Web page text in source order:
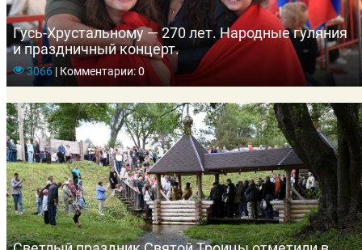
Гусь-Хрустальному — 270 лет. Народные гуляния
и праздничный концерт.
3066|Комментарии: 0